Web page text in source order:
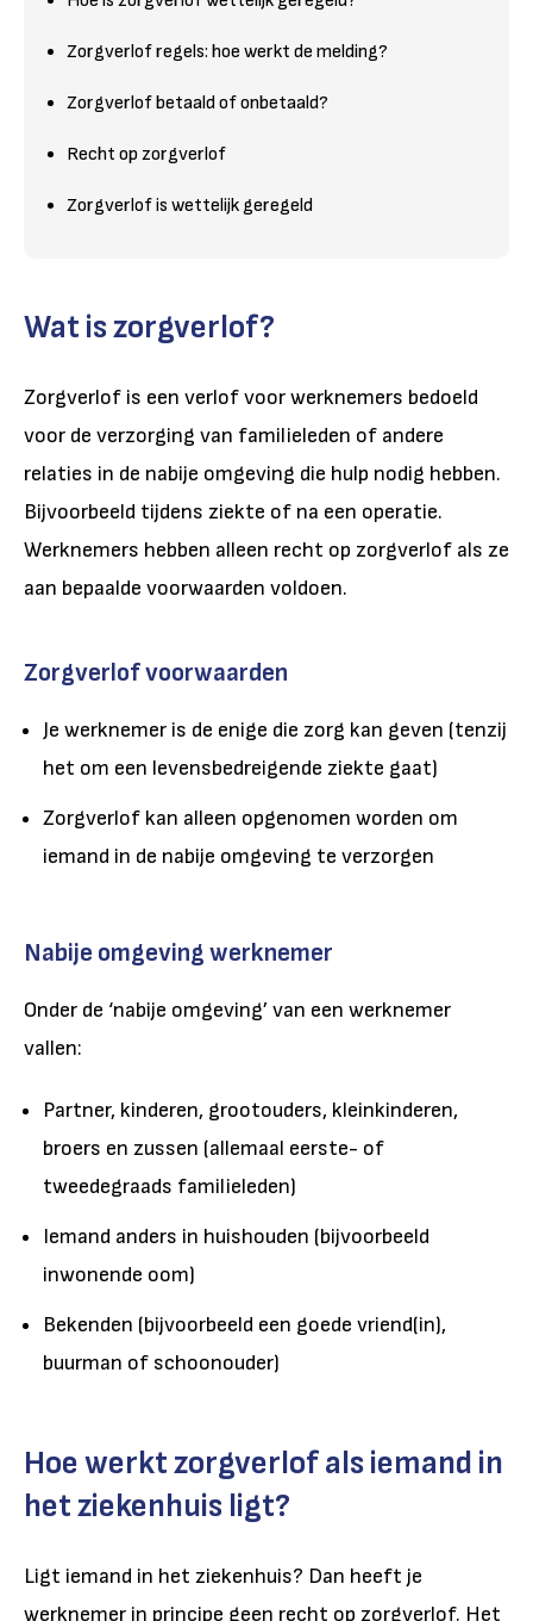
Zorgverlof regels: hoe werkt de melding?
Zorgverlof betaald of onbetaald?
Recht op zorgverlof
Zorgverlof is wettelijk geregeld
Wat is zorgverlof?
Zorgverlof is een verlof voor werknemers bedoeld
voor de verzorging van familieleden of andere
relaties in de nabije omgeving die hulp nodig hebben.
Bijvoorbeeld tijdens ziekte of na een operatie.
Werknemers hebben alleen recht op zorgverlof als ze
aan bepaalde voorwaarden voldoen.
Zorgverlof voorwaarden
Je werknemer is de enige die zorg kan geven (tenzij
het om een levensbedreigende ziekte gaat)
Zorgverlof kan alleen opgenomen worden om
iemand in de nabije omgeving te verzorgen
Nabije omgeving werknemer
Onder de ‘nabije omgeving’ van een werknemer
vallen:
Partner, kinderen, grootouders, kleinkinderen,
broers en zussen (allemaal eerste- of
tweedegraads familieleden)
Iemand anders in huishouden (bijvoorbeeld
inwonende oom)
Bekenden (bijvoorbeeld een goede vriend(in),
buurman of schoonouder)
Hoe werkt zorgverlof als iemand in
het ziekenhuis ligt?
Ligt iemand in het ziekenhuis? Dan heeft je
werknemer in principe geen recht op zorgverlof. Het